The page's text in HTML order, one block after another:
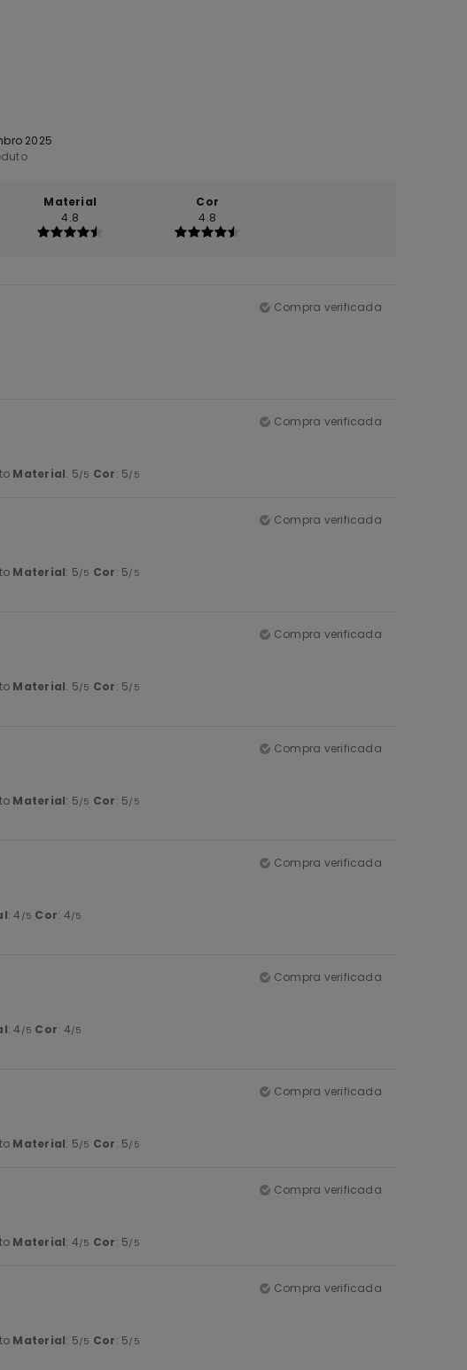
2025
Material
4.8
Cor
4.8
Compra verificada
Compra verificada
Material: 5/5 Cor: 5/5
Compra verificada
Material: 5/5 Cor: 5/5
Compra verificada
Material: 5/5 Cor: 5/5
Compra verificada
Material: 5/5 Cor: 5/5
Compra verificada
: 4 /5 Cor: 4/5
Compra verificada
: 4 /5 Cor: 4/5
Compra verificada
Material: 5/5 Cor: 5/5
Compra verificada
Material: 4/5 Cor: 5/5
Compra verificada
Material: 5/5 Cor: 5/5